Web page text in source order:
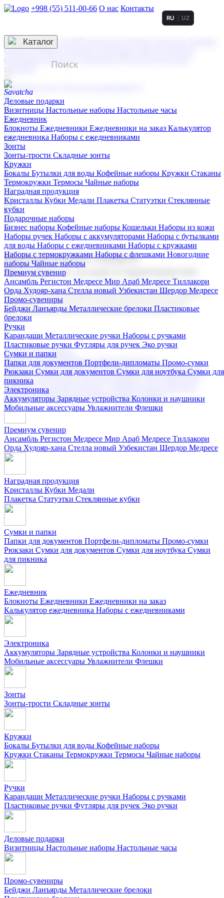
+998 (55) 511-00-66 О нас Контакты
3D гравировка
смолой (Doming)
гравировка твердая
тиснение
RU UZ
☰
Контакты
Каталог
Деловые подарки
Визитницы Настольные наборы Настольные часы
Ежедневник
Блокноты Ежедневники Ежедневники на заказ Калькулятор
ежедневника Наборы с ежедневниками
Зонты
Зонты-трости Складные зонты
Кружки
Бокалы Бутылки для воды Кофейные наборы Кружки Стаканы
Термокружки Термосы Чайные наборы
Наградная продукция
Kристаллы Кубки Медали Плакетка Статуэтки Стеклянные
кубки
Подарочные наборы
Бизнес наборы Кофейные наборы Кошельки Наборы из кожи
Наборы ручек Наборы с аккумуляторами Наборы с бутылками
для воды Наборы с ежедневниками Наборы с кружками
Наборы с термокружками Наборы с флешками Новогодние
наборы Чайные наборы
Премиум сувенир
Ансамбль Регистон Медресе Мир Араб Медресе Тиллакори
Орда Худояр-хана Стелла новый Узбекистан Шердор Медресе
Промо-сувениры
Бейджи Ланъярды Металлические брелоки Пластиковые
брелоки
Ручки
Карандаши Металлические ручки Наборы с ручками
Пластиковые ручки Футляры для ручек Эко ручки
Сумки и папки
Папки для документов Портфели-дипломаты Промо-сумки
Рюкзаки Сумки для документов Сумки для ноутбука Сумки для
пикника
Электроника
Аккумуляторы Зарядные устройства Колонки и наушники
Мобильные аксессуары Увлажнители Флешки
Корпоративные подарки
Поставка со склада и производство
Мы предлагаем широкий выбор корпоративных подарков и
сувениров с логотипом. В нашем каталоге вы найдете
продукцию для бизнеса, мероприятия и клиентов.
Подарочные наборы
Бизнес наборыКофейные наборы Кошельки
Наборы из кожиНаборы ручекНаборы с аккумуляторами
Наборы с бутылками для воды
Наборы с ежедневниками
Наборы с кружками
флешкамиНовогодние наборыЧайные наборы
Премиум сувенир
Ансамбль Регистон Медресе Мир Араб Медресе Тиллакори
Орда Худояр-хана Стелла новый Узбекистан Шердор Медресе
Наградная продукция
Kристаллы Кубки Медали
Плакетка Статуэтки Стеклянные кубки
Сумки и папки
Папки для документов Портфели-дипломаты Промо-сумки
Рюкзаки Сумки для документов Сумки для ноутбука Сумки
для пикника
Ежедневник
Блокноты Ежедневники Ежедневники на заказ
Калькулятор ежедневника Наборы с ежедневниками
Электроника
Аккумуляторы Зарядные устройства Колонки и наушники
Мобильные аксессуары Увлажнители Флешки
Зонты
Зонты-трости Складные зонты
Кружки
Бокалы Бутылки для воды Кофейные наборы
Кружки Стаканы Термокружки Термосы Чайные наборы
Ручки
Карандаши Металлические ручки Наборы с ручками
Пластиковые ручки Футляры для ручек Эко ручки
Деловые подарки
Визитницы Настольные наборы Настольные часы
Промо-сувениры
Бейджи Ланъярды Металлические брелоки